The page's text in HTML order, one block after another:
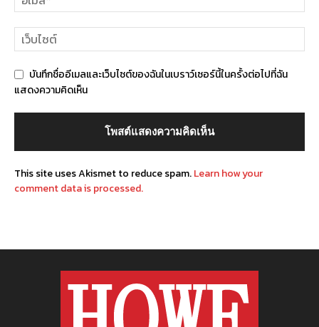
บันทึกชื่ออีเมลและเว็บไซต์ของฉันในเบราว์เซอร์นี้ในครั้งต่อไปที่ฉัน
แสดงความคิดเห็น
This site uses Akismet to reduce spam.Learn how your
comment data is processed.